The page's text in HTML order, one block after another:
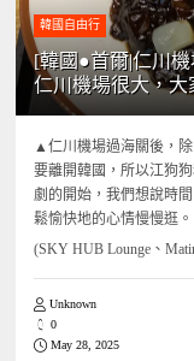
韓國自由行
[韓國●首爾|仁川
仁川機場很大，
▲仁川機場過海關後，
要離開韓國，所以江狗
劇的開始，我們想說時
鬆愉快地的心情慢慢逛
(SKY HUB Lounge、
Unknown
0
May 28, 2025